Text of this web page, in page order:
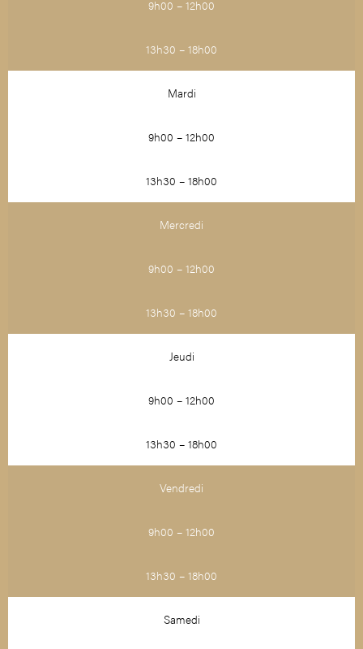
9h00 – 12h00
13h30 – 18h00
Mardi
9h00 – 12h00
13h30 – 18h00
Mercredi
9h00 – 12h00
13h30 – 18h00
Jeudi
9h00 – 12h00
13h30 – 18h00
Vendredi
9h00 – 12h00
13h30 – 18h00
Samedi